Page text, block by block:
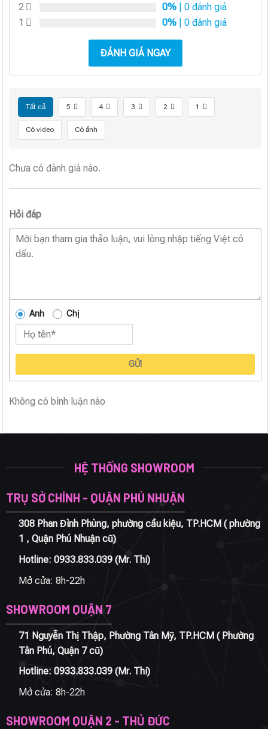
2
0% | 0 đánh giá
1
0% | 0 đánh giá
ĐÁNH GIÁ NGAY
Tất cả 5 4 3 2 1
Có video Có ảnh
Chưa có đánh giá nào.
Hỏi đáp
Anh Chị
GỬI
Không có bình luận nào
HỆ THỐNG SHOWROOM
TRỤ SỞ CHÍNH - QUẬN PHÚ NHUẬN
308 Phan Đình Phùng, phường cầu kiệu, TP.HCM ( phường
1 , Quận Phú Nhuận cũ)
Hotline: 0933.833.039(Mr. Thi)
Mở cửa: 8h-22h
SHOWROOM QUẬN 7
71 Nguyễn Thị Thập, Phường Tân Mỹ, TP.HCM ( Phường
Tân Phú, Quận 7 cũ)
Hotline: 0933.833.039(Mr. Thi)
Mở cửa: 8h-22h
SHOWROOM QUẬN 2 - THỦ ĐỨC